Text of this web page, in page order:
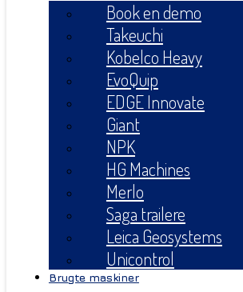
Book en demo
Takeuchi
Kobelco Heavy
EvoQuip
EDGE Innovate
Giant
NPK
HG Machines
Merlo
Saga trailere
Leica Geosystems
Unicontrol
Brugte maskiner